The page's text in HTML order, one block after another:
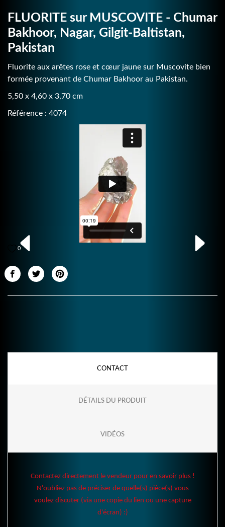
FLUORITE sur MUSCOVITE - Chumar
Bakhoor, Nagar, Gilgit-Baltistan,
Pakistan
Fluorite aux arêtes rose et cœur jaune sur Muscovite bien
formée provenant de Chumar Bakhoor au Pakistan.
5,50 x 4,60 x 3,70 cm
Référence : 4074
0
CONTACT
DÉTAILS DU PRODUIT
VIDÉOS
Contactez directement le vendeur pour en savoir plus !
N'oubliez pas de préciser de quelle(s) pièce(s) vous
voulez discuter (via une copie du lien ou une capture
d'écran) :)